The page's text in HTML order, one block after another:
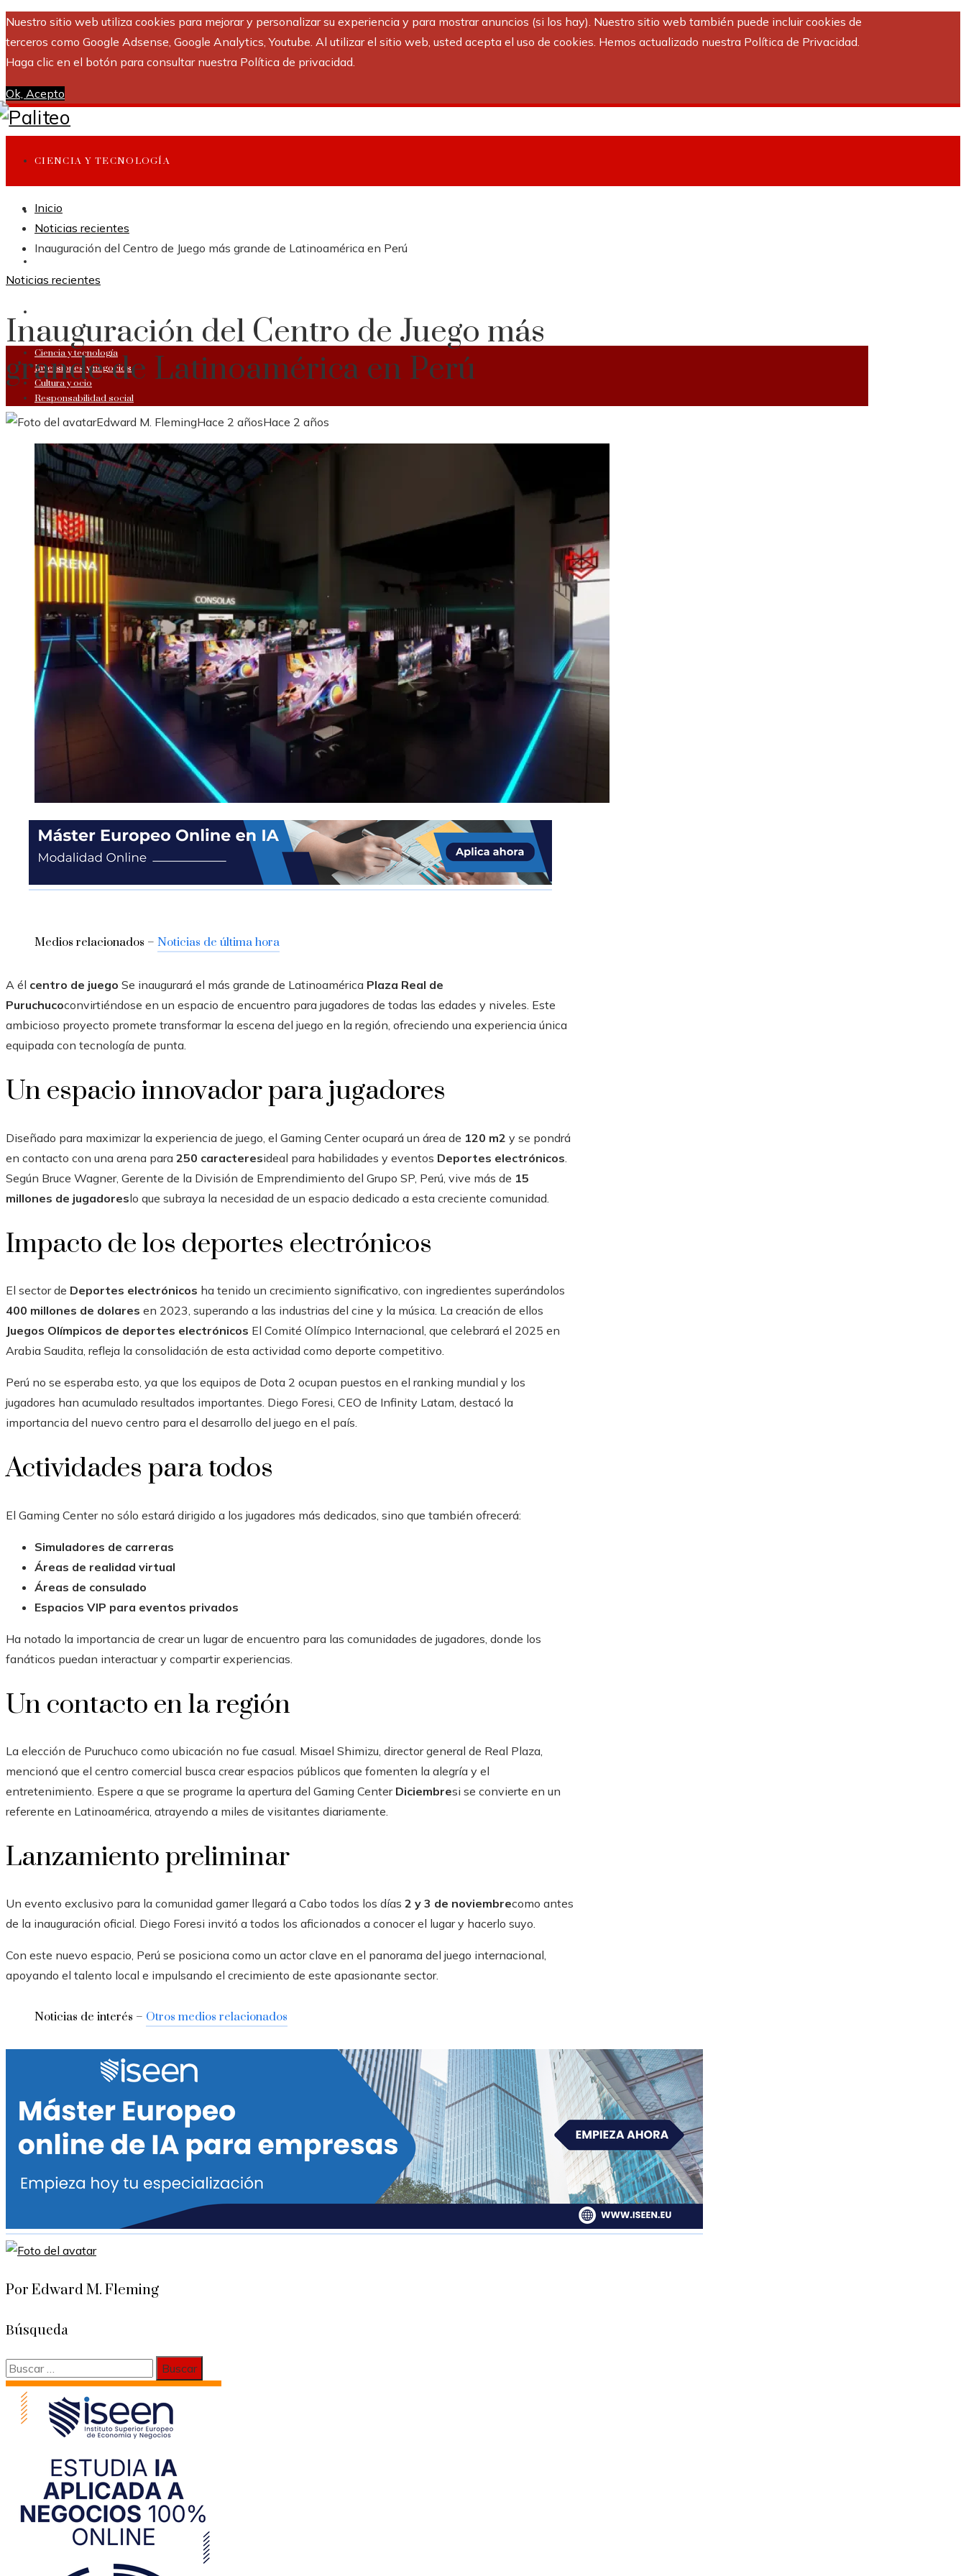
Nuestro sitio web utiliza cookies para mejorar y personalizar su experiencia y para mostrar anuncios (si los hay). Nuestro sitio web también puede incluir cookies de
terceros como Google Adsense, Google Analytics, Youtube. Al utilizar el sitio web, usted acepta el uso de cookies. Hemos actualizado nuestra Política de Privacidad.
Haga clic en el botón para consultar nuestra Política de privacidad.
Ok, Acepto
CIENCIA Y TECNOLOGÍA
INVERSIONES Y NEGOCIOS
Ciencia y tecnología
Inversiones y negocios
Cultura y ocio
Responsabilidad social
Inicio
Noticias recientes
Inauguración del Centro de Juego más grande de Latinoamérica en Perú
Noticias recientes
Inauguración del Centro de Juego más
grande de Latinoamérica en Perú
Edward M. FlemingHace 2 añosHace 2 años
Medios relacionados – Noticias de última hora
A él centro de juego Se inaugurará el más grande de Latinoamérica Plaza Real de
Puruchucoconvirtiéndose en un espacio de encuentro para jugadores de todas las edades y niveles. Este
ambicioso proyecto promete transformar la escena del juego en la región, ofreciendo una experiencia única
equipada con tecnología de punta.
Un espacio innovador para jugadores
Diseñado para maximizar la experiencia de juego, el Gaming Center ocupará un área de 120 m2 y se pondrá
en contacto con una arena para 250 caracteresideal para habilidades y eventos Deportes electrónicos
Según Bruce Wagner, Gerente de la División de Emprendimiento del Grupo SP, Perú, vive más de 15
millones de jugadoreslo que subraya la necesidad de un espacio dedicado a esta creciente comunidad.
Impacto de los deportes electrónicos
El sector de Deportes electrónicos ha tenido un crecimiento significativo, con ingredientes superándolos
400 millones de dolares en 2023, superando a las industrias del cine y la música. La creación de ellos
Juegos Olímpicos de deportes electrónicos El Comité Olímpico Internacional, que celebrará el 2025 en
Arabia Saudita, refleja la consolidación de esta actividad como deporte competitivo.
Perú no se esperaba esto, ya que los equipos de Dota 2 ocupan puestos en el ranking mundial y los
jugadores han acumulado resultados importantes. Diego Foresi, CEO de Infinity Latam, destacó la
importancia del nuevo centro para el desarrollo del juego en el país.
Actividades para todos
El Gaming Center no sólo estará dirigido a los jugadores más dedicados, sino que también ofrecerá:
Simuladores de carreras
Áreas de realidad virtual
Áreas de consulado
Espacios VIP para eventos privados
Ha notado la importancia de crear un lugar de encuentro para las comunidades de jugadores, donde los
fanáticos puedan interactuar y compartir experiencias.
Un contacto en la región
La elección de Puruchuco como ubicación no fue casual. Misael Shimizu, director general de Real Plaza,
mencionó que el centro comercial busca crear espacios públicos que fomenten la alegría y el
entretenimiento. Espere a que se programe la apertura del Gaming Center Diciembresi se convierte en un
referente en Latinoamérica, atrayendo a miles de visitantes diariamente.
Lanzamiento preliminar
Un evento exclusivo para la comunidad gamer llegará a Cabo todos los días 2 y 3 de noviembrecomo antes
de la inauguración oficial. Diego Foresi invitó a todos los aficionados a conocer el lugar y hacerlo suyo.
Con este nuevo espacio, Perú se posiciona como un actor clave en el panorama del juego internacional,
apoyando el talento local e impulsando el crecimiento de este apasionante sector.
Noticias de interés – Otros medios relacionados
Por Edward M. Fleming
Búsqueda
Buscar: